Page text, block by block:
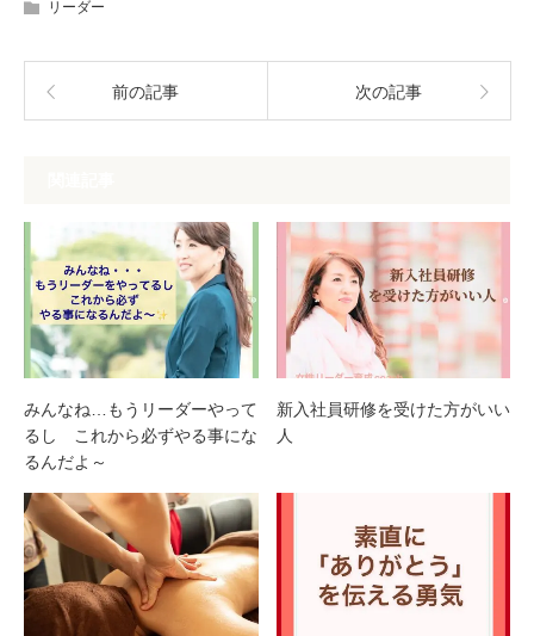
リーダー
前の記事 次の記事
みんなね…もうリーダーやって
るし これから必ずやる事にな
るんだよ～
新入社員研修を受けた方がいい
人